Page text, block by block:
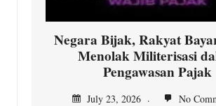
Negara Bijak, Rakyat
Menolak Militerisasi
Pengawasan Pajak
July 23, 2026 No